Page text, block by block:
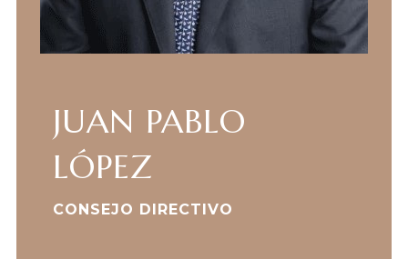
JUAN PABLO
LÓPEZ
CONSEJO DIRECTIVO